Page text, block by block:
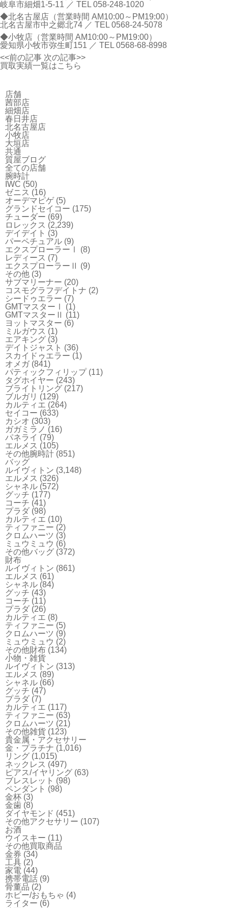
岐阜市細畑1-5-11 ／ TEL 058-248-1020
◆北名古屋店（営業時間 AM10:00～PM19:00）
北名古屋市中之郷北74 ／ TEL 0568-24-5078
◆小牧店（営業時間 AM10:00～PM19:00）
愛知県小牧市弥生町151 ／ TEL 0568-68-8998
<<前の記事 次の記事>>
買取実績一覧はこちら
店舗
茜部店
細畑店
春日井店
北名古屋店
小牧店
大垣店
共通
質屋ブログ
全ての店舗
腕時計
IWC (50)
ゼニス (16)
オーデマピゲ(5)
グランドセイコー (175)
チューダー (69)
ロレックス (2,239)
デイデイト (3)
パーペチュアル (9)
エクスプローラーⅠ
(8)
レディース (7)
エクスプローラーⅡ (9)
その他 (3)
サブマリーナー (20)
コスモグラフデイトナ (2)
シードゥエラー (7)
GMTマスターⅠ
(1)
GMTマスターⅡ (11)
ヨットマスター (6)
ミルガウス (1)
エアキング (3)
デイトジャスト (36)
スカイドゥエラー (1)
オメガ(841)
パティックフィリップ(11)
タグホイヤー (243)
ブライトリング (217)
ブルガリ (129)
カルティエ (264)
セイコー (633)
カシオ (303)
ガガミラノ (16)
パネライ (79)
エルメス (105)
その他腕時計 (851)
バッグ
ルイヴィトン (3,148)
エルメス (326)
シャネル (572)
グッチ (177)
コーチ (41)
プラダ (98)
カルティエ (10)
ティファニー (2)
クロムハーツ (3)
ミュウミュウ (6)
その他バッグ (372)
財布
ルイヴィトン (861)
エルメス (61)
シャネル (84)
グッチ (43)
コーチ (11)
プラダ (26)
カルティエ (8)
ティファニー (5)
クロムハーツ (9)
ミュウミュウ (2)
その他財布 (134)
小物・雑貨
ルイヴィトン (313)
エルメス (89)
シャネル (66)
グッチ (47)
プラダ (7)
カルティエ (117)
ティファニー (63)
クロムハーツ (21)
その他雑貨 (123)
貴金属・アクセサリー
金・プラチナ (1,016)
リング (1,015)
ネックレス (497)
ピアス/イヤリング (63)
ブレスレット (98)
ペンダント (98)
金杯 (3)
金歯 (8)
ダイヤモンド (451)
その他アクセサリー (107)
お酒
ウイスキー (11)
その他買取商品
金券 (34)
工具 (2)
家電 (44)
携帯電話 (9)
骨董品 (2)
ホビー/おもちゃ (4)
ライター (6)